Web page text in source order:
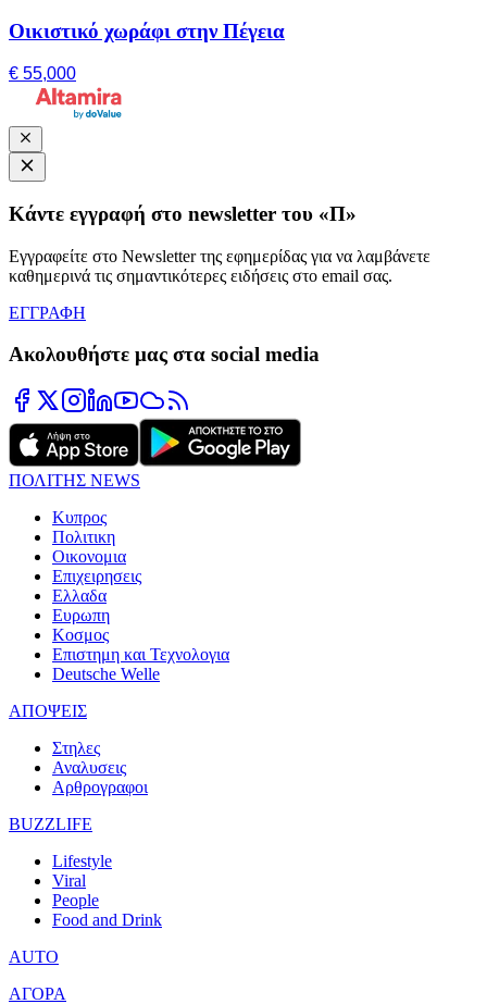
Οικιστικό χωράφι στην Πέγεια
€ 55,000
Κάντε εγγραφή στο newsletter του «Π»
Εγγραφείτε στο Newsletter της εφημερίδας για να λαμβάνετε
καθημερινά τις σημαντικότερες ειδήσεις στο email σας.
ΕΓΓΡΑΦΗ
Ακολουθήστε μας στα social media
ΠΟΛΙΤΗΣ NEWS
Κυπρος
Πολιτικη
Οικονομια
Επιχειρησεις
Ελλαδα
Ευρωπη
Κοσμος
Επιστημη και Τεχνολογια
Deutsche Welle
ΑΠΟΨΕΙΣ
Στηλες
Αναλυσεις
Αρθρογραφοι
BUZZLIFE
Lifestyle
Viral
People
Food and Drink
AUTO
ΑΓΟΡΑ